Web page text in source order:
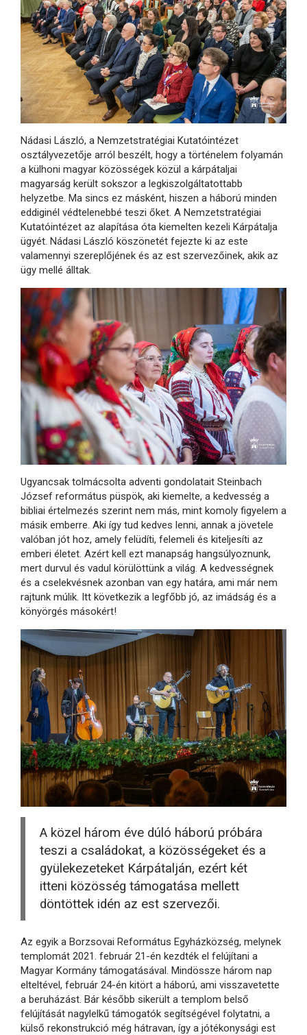
Nádasi László, a Nemzetstratégiai Kutatóintézet
osztályvezetője arról beszélt, hogy a történelem folyamán
a külhoni magyar közösségek közül a kárpátaljai
magyarság került sokszor a legkiszolgáltatottabb
helyzetbe. Ma sincs ez másként, hiszen a háború minden
eddiginél védtelenebbé teszi őket. A Nemzetstratégiai
Kutatóintézet az alapítása óta kiemelten kezeli Kárpátalja
ügyét. Nádasi László köszönetét fejezte ki az este
valamennyi szereplőjének és az est szervezőinek, akik az
ügy mellé álltak.
Ugyancsak tolmácsolta adventi gondolatait Steinbach
József református püspök, aki kiemelte, a kedvesség a
bibliai értelmezés szerint nem más, mint komoly figyelem a
másik emberre. Aki így tud kedves lenni, annak a jövetele
valóban jót hoz, amely felüdíti, felemeli és kiteljesíti az
emberi életet. Azért kell ezt manapság hangsúlyoznunk,
mert durvul és vadul körülöttünk a világ. A kedvességnek
és a cselekvésnek azonban van egy határa, ami már nem
rajtunk múlik. Itt következik a legfőbb jó, az imádság és a
könyörgés másokért!
A közel három éve dúló háború próbára
teszi a családokat, a közösségeket és a
gyülekezeteket Kárpátalján, ezért két
itteni közösség támogatása mellett
döntöttek idén az est szervezői.
Az egyik a Borzsovai Református Egyházközség, melynek
templomát 2021. február 21-én kezdték el felújítani a
Magyar Kormány támogatásával. Mindössze három nap
elteltével, február 24-én kitört a háború, ami visszavetette
a beruházást. Bár később sikerült a templom belső
felújítását nagylelkű támogatók segítségével folytatni, a
külső rekonstrukció még hátravan, így a jótékonysági est